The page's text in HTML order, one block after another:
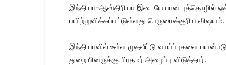
இந்தியா-ஆஸ்திரியா இடையேயான புத்தொழில்
பயிற்றுவிக்கப்பட்டுள்ளது பெருமைக்குரிய
இந்தியாவில் உள்ள முதலீட்டு வாய்ப்புகளை
துறையினருக்கு பிரதமர் அழைப்பு விடுத்தார்.